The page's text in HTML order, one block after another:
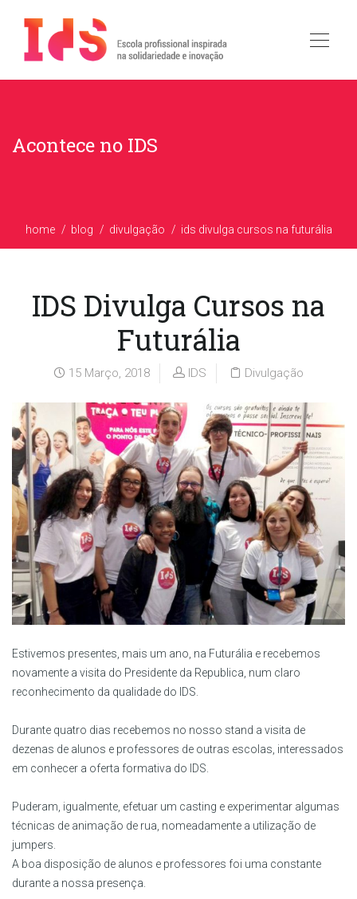
Acontece no IDS
home blog divulgação ids divulga cursos na futurália
IDS Divulga Cursos na
Futurália
15 Março, 2018 IDS Divulgação
Estivemos presentes, mais um ano, na Futurália e recebemos
novamente a visita do Presidente da Republica, num claro
reconhecimento da qualidade do IDS.
Durante quatro dias recebemos no nosso stand a visita de
dezenas de alunos e professores de outras escolas, interessados
em conhecer a oferta formativa do IDS.
Puderam, igualmente, efetuar um casting e experimentar algumas
técnicas de animação de rua, nomeadamente a utilização de
jumpers.
A boa disposição de alunos e professores foi uma constante
durante a nossa presença.